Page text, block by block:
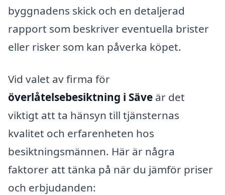
byggnadens skick och en detaljerad
rapport som beskriver eventuella brister
eller risker som kan påverka köpet.
Vid valet av firma för
överlåtelsebesiktning i Säve är det
viktigt att ta hänsyn till tjänsternas
kvalitet och erfarenheten hos
besiktningsmännen. Här är några
faktorer att tänka på när du jämför priser
och erbjudanden: